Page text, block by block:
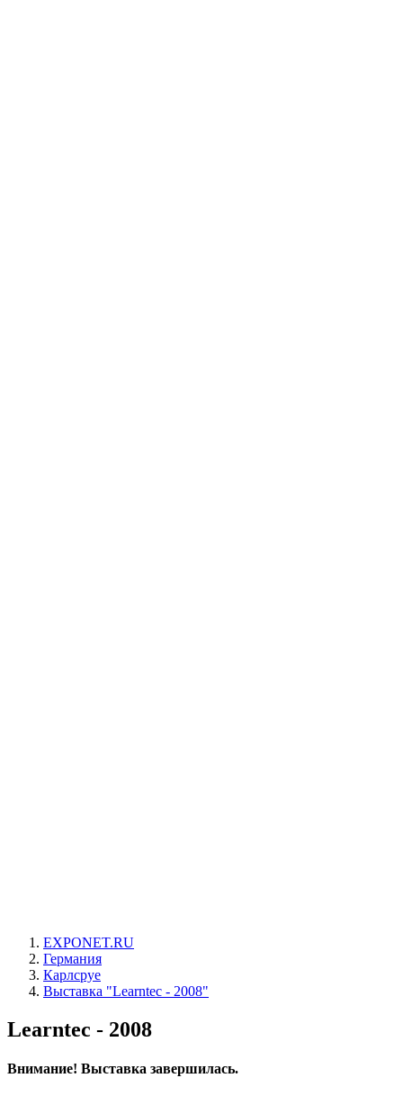
EXPONET.RU
Германия
Карлсруе
Выставка "Learntec - 2008"
Learntec - 2008
Внимание! Выставка завершилась.